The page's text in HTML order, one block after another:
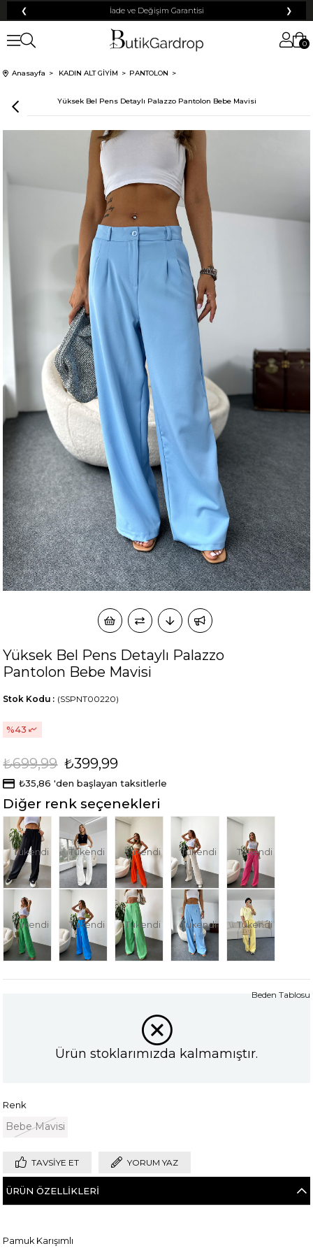
❮ Tüm Kredi Kartlarına +12 Taksit İmkanı! ❯
0
Anasayfa KADIN ALT GİYİM PANTOLON
Yüksek Bel Pens Detaylı Palazzo Pantolon Bebe Mavisi
Yüksek Bel Pens Detaylı Palazzo
Pantolon Bebe Mavisi
(SSPNT00220)
Stok Kodu
43
₺699,99 ₺399,99
₺35,86 'den başlayan taksitlerle
Diğer renk seçenekleri
Tükendi Tükendi Tükendi Tükendi Tükendi
Tükendi Tükendi Tükendi Tükendi Tükendi
Ürün stoklarımızda kalmamıştır.
Renk
Bebe Mavisi
Beden Tablosu
TAVSIYE ET YORUM YAZ
ÜRÜN ÖZELLIKLERI
Pamuk Karışımlı
% 15
% 20
500 TL
50 TL
% 5
Mayıs Sürprizi!
Çarkı çevir ve fırsatı yakala !
Tanıtım, pazarlama, reklam ve benzeri amaçlarla tarafıma ticari elektronik ileti
gönderilmesine izin veriyorum. Elektronik Ticari İleti Aydınlatma Metni
okudum onay veriyorum.
Paylaştığım bilgilerin
KVKK kapsamında tarafınızca korunmasını, sms ve
WhatsApp üzerinden bilgilendirmeleri almayı
kabul ediyorum.
Çevir Kazan